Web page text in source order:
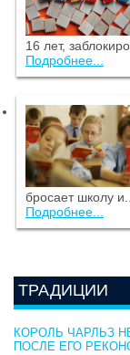
16 лет,
Подробнее...
бросает школу и...
Подробнее...
ТРАДИЦИИ
КОРОЛЬ ЧАРЛЬЗ
ПОСЛЕ ЕГО